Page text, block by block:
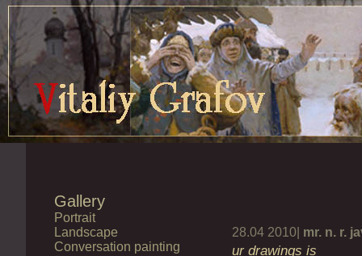
Gallery
Portrait
Landscape
Conversation painting
28.04 2010| mr. n. r.
ur drawings is